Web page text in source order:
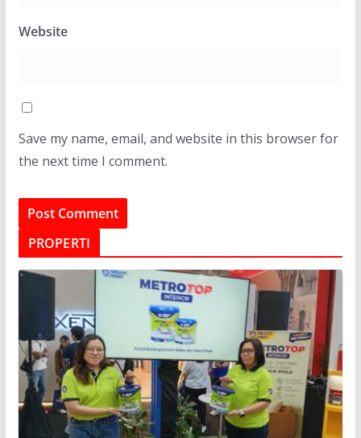
Website
Save my name, email, and website in this browser for
the next time I comment.
PROPERTI